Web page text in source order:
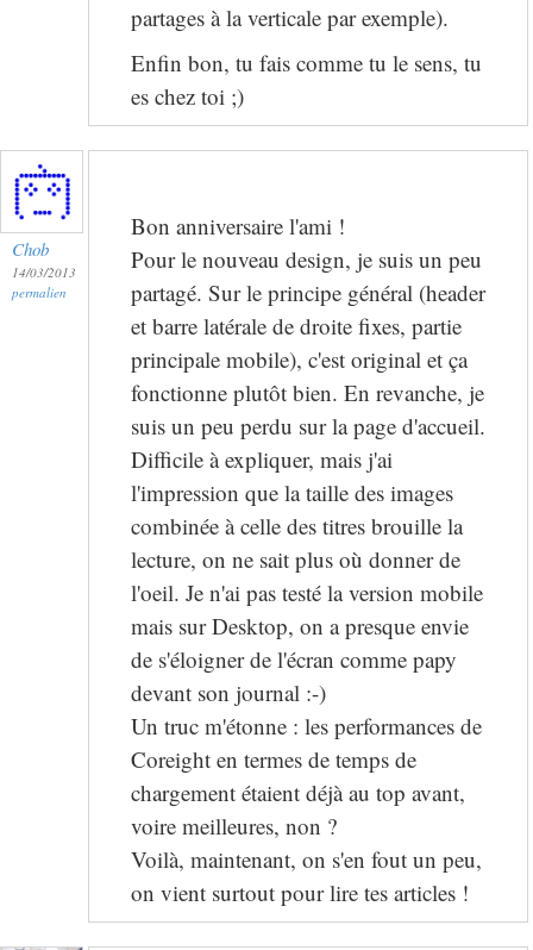
partages à la verticale par exemple).
Enfin bon, tu fais comme tu le sens, tu
es chez toi ;)
Chob
14/03/2013
permalien
Bon anniversaire l'ami !
Pour le nouveau design, je suis un peu
partagé. Sur le principe général (header
et barre latérale de droite fixes, partie
principale mobile), c'est original et ça
fonctionne plutôt bien. En revanche, je
suis un peu perdu sur la page d'accueil.
Difficile à expliquer, mais j'ai
l'impression que la taille des images
combinée à celle des titres brouille la
lecture, on ne sait plus où donner de
l'oeil. Je n'ai pas testé la version mobile
mais sur Desktop, on a presque envie
de s'éloigner de l'écran comme papy
devant son journal :-)
Un truc m'étonne : les performances de
Coreight en termes de temps de
chargement étaient déjà au top avant,
voire meilleures, non ?
Voilà, maintenant, on s'en fout un peu,
on vient surtout pour lire tes articles !